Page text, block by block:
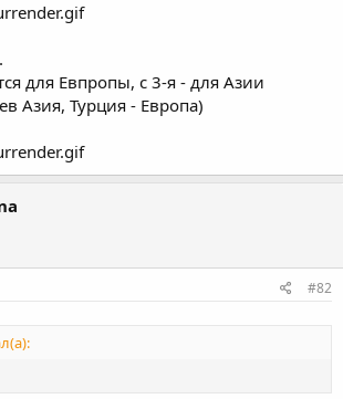
для Евпропы, с 3-я - для Азии
Азия, Турция - Европа)
#82